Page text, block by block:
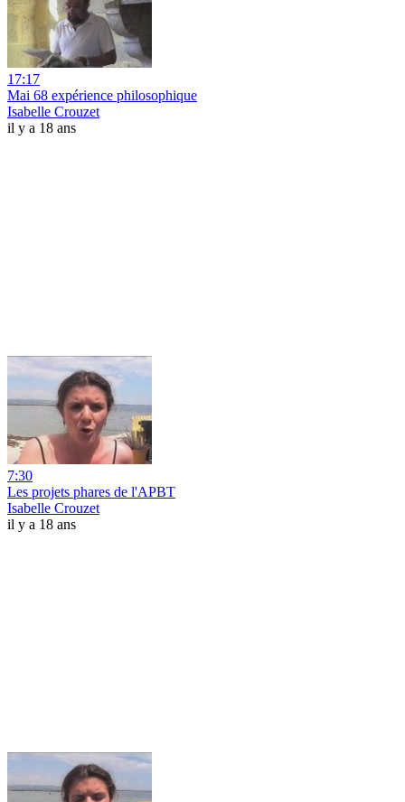
17:17
Mai 68 expérience philosophique
Isabelle Crouzet
il y a 18 ans
7:30
Les projets phares de l'APBT
Isabelle Crouzet
il y a 18 ans